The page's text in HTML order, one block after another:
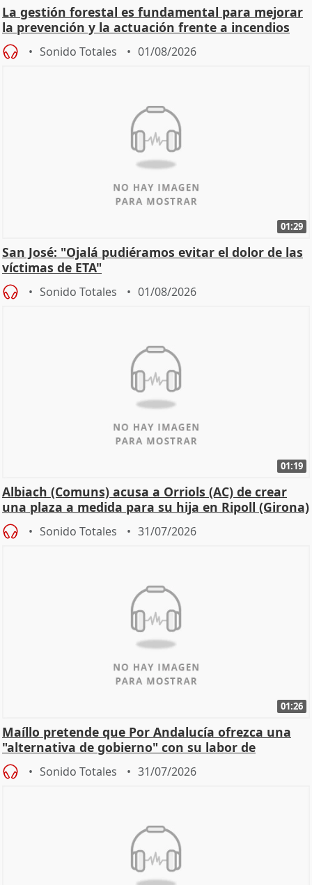
La gestión forestal es fundamental para mejorar
la prevención y la actuación frente a incendios
Sonido Totales 01/08/2026
01:29
San José: "Ojalá pudiéramos evitar el dolor de las
víctimas de ETA"
Sonido Totales 01/08/2026
01:19
Albiach (Comuns) acusa a Orriols (AC) de crear
una plaza a medida para su hija en Ripoll (Girona)
Sonido Totales 31/07/2026
01:26
Maíllo pretende que Por Andalucía ofrezca una
"alternativa de gobierno" con su labor de
oposición
Sonido Totales 31/07/2026